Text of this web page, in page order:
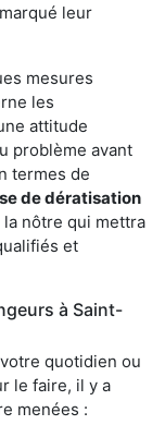
leur
mesures
les
attitude
problème avant
termes de
de dératisation
la nôtre qui mettra
et
à Saint-
quotidien ou
le faire, il y a
menées :